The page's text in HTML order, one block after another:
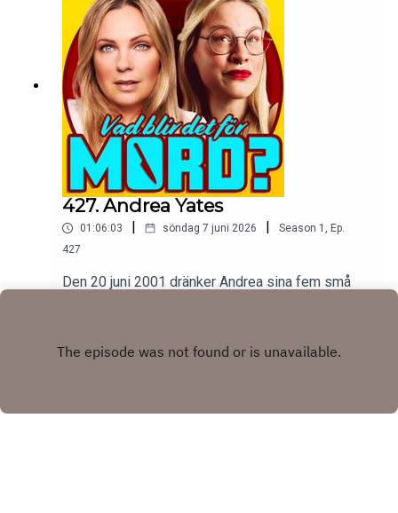
427. Andrea Yates
01:06:03 söndag 7 juni 2026 Season 1 , Ep.
427
Den 20 juni 2001 dränker Andrea sina fem små
psykisk sjukdom, våld mot barn